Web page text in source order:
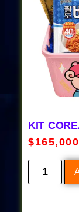
KIT
$165,000